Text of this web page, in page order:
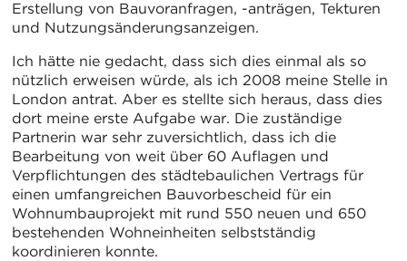
Erstellung von Bauvoranfragen, -anträgen, Tekturen
und Nutzungsänderungsanzeigen.
Ich hätte nie gedacht, dass sich dies einmal als so
nützlich erweisen würde, als ich 2008 meine Stelle in
London antrat. Aber es stellte sich heraus, dass dies
dort meine erste Aufgabe war. Die zuständige
Partnerin war sehr zuversichtlich, dass ich die
Bearbeitung von weit über 60 Auflagen und
Verpflichtungen des städtebaulichen Vertrags für
einen umfangreichen Bauvorbescheid für ein
Wohnumbauprojekt mit rund 550 neuen und 650
bestehenden Wohneinheiten selbstständig
koordinieren konnte.